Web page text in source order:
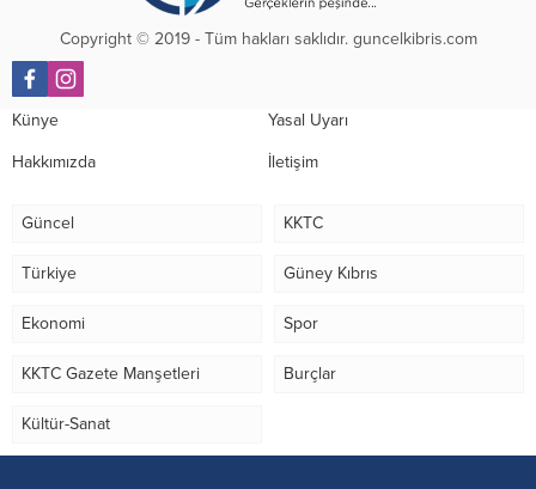
Copyright © 2019 - Tüm hakları saklıdır. guncelkibris.com
Künye Yasal Uyarı
Hakkımızda İletişim
Güncel KKTC
Türkiye Güney Kıbrıs
Ekonomi Spor
KKTC Gazete Manşetleri Burçlar
Kültür-Sanat